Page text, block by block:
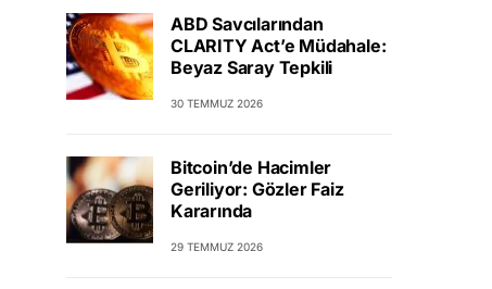
ABD Savcılarından
CLARITY Act’e Müdahale:
Beyaz Saray Tepkili
30 TEMMUZ 2026
Bitcoin’de Hacimler
Geriliyor: Gözler Faiz
Kararında
29 TEMMUZ 2026